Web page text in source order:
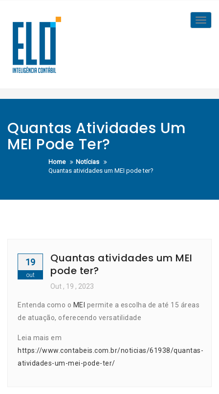
content
Quantas Atividades Um
MEI Pode Ter?
Home
Notícias
Quantas atividades um MEI pode ter?
19
out
Quantas atividades um MEI
pode ter?
Out , 19 , 2023
Entenda como o MEI permite a escolha de até 15 áreas
de atuação, oferecendo versatilidade
Leia mais em
https://www.contabeis.com.br/noticias/61938/quantas-
atividades-um-mei-pode-ter/